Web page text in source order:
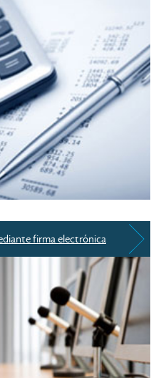
firma electrónica